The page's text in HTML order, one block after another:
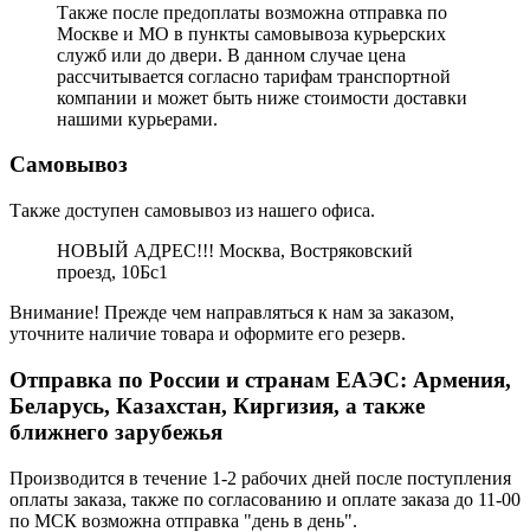
Также после предоплаты возможна отправка по
Москве и МО в пункты самовывоза курьерских
служб или до двери. В данном случае цена
рассчитывается согласно тарифам транспортной
компании и может быть ниже стоимости доставки
нашими курьерами.
Самовывоз
Также доступен самовывоз из нашего офиса.
НОВЫЙ АДРЕС!!! Москва, Востряковский
проезд, 10Бс1
Внимание! Прежде чем направляться к нам за заказом,
уточните наличие товара и оформите его резерв.
Отправка по России и странам ЕАЭС: Армения,
Беларусь, Казахстан, Киргизия, а также
ближнего зарубежья
Производится в течение 1-2 рабочих дней после поступления
оплаты заказа, также по согласованию и оплате заказа до 11-00
по МСК возможна отправка "день в день".